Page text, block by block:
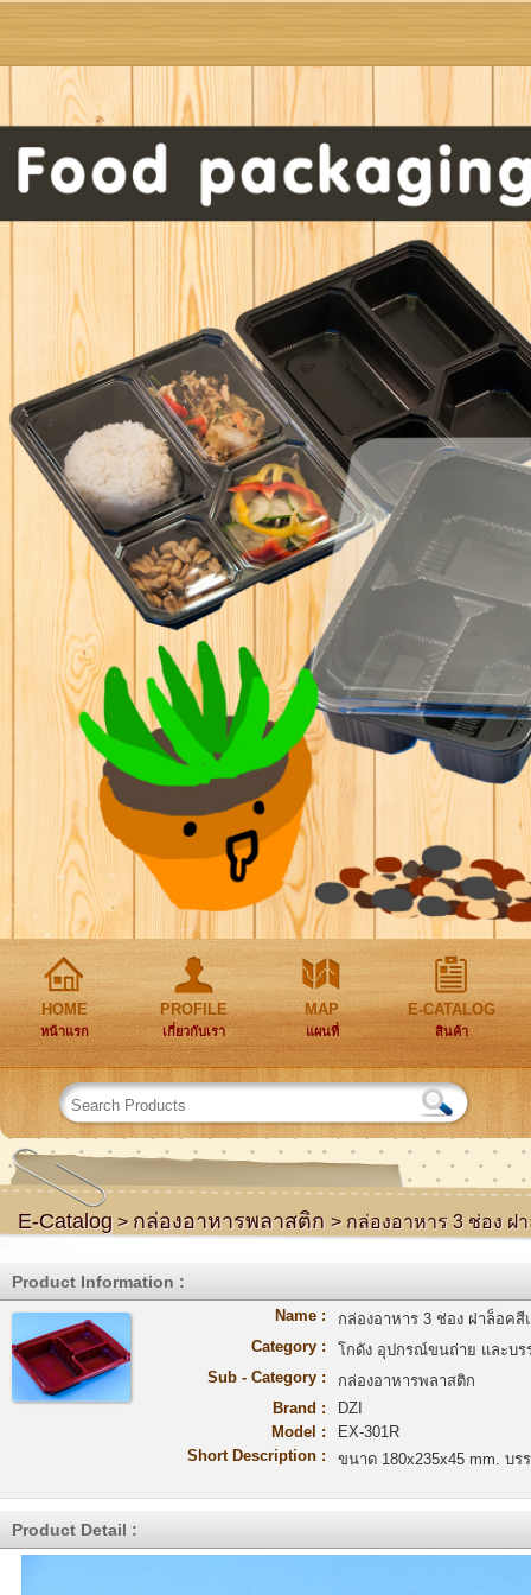
HOME
หน้าแรก
PROFILE
เกี่ยวกับเรา
MAP
แผนที่
E-CATALOG
สินค้า
E-Catalog > กล่องอาหารพลาสติก > กล่องอาหาร 3 ช่อง ฝ
Product Information :
Name :
กล่องอาหาร 3 ช่อง ฝาล็อคสี
Category :
โกดัง อุปกรณ์ขนถ่าย และบ
Sub - Category :
กล่องอาหารพลาสติก
Brand :
DZI
Model :
EX-301R
Short Description :
ขนาด 180x235x45 mm. บ
Product Detail :